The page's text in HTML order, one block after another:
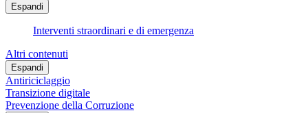
Espandi
Interventi straordinari e di emergenza
Altri contenuti
Espandi
Antiriciclaggio
Transizione digitale
Prevenzione della Corruzione